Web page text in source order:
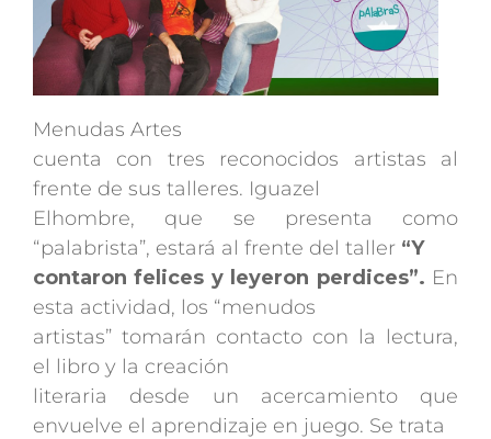
Menudas Artes
cuenta con tres reconocidos artistas al
frente de sus talleres. Iguazel
Elhombre, que se presenta como
“palabrista”, estará al frente del taller “Y
contaron felices y leyeron perdices”. En
esta actividad, los “menudos
artistas” tomarán contacto con la lectura,
el libro y la creación
literaria desde un acercamiento que
envuelve el aprendizaje en juego. Se trata